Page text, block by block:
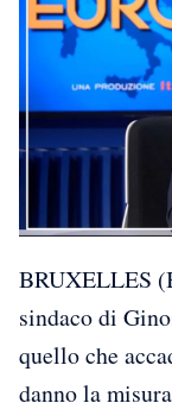
BRUXELLES
sindaco di
quello che
danno la